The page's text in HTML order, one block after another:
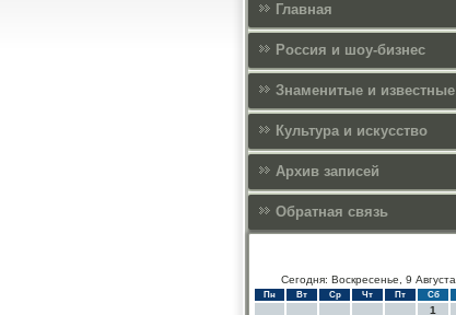
Главная
Россия и шоу-бизнес
Знаменитые и известные
Культура и искусcтво
Архив записей
Обратная связь
Сегодня: Воскресенье, 9 Августа
Пн Вт Ср Чт Пт Сб
1